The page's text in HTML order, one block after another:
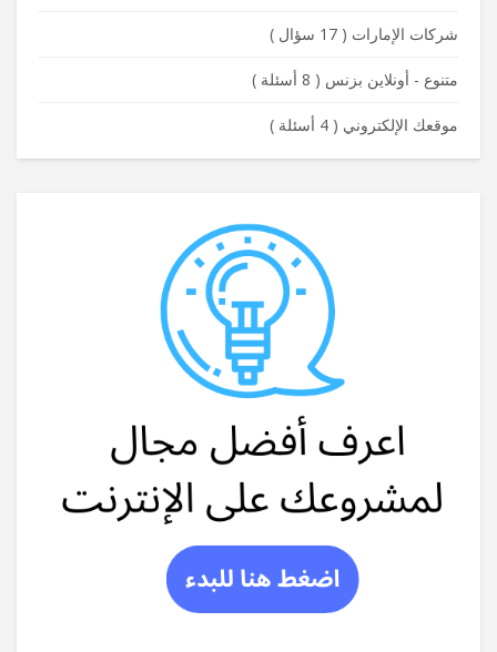
شركات الإمارات ( 17 سؤال )
متنوع - أونلاين بزنس ( 8 أسئلة )
موقعك الإلكتروني ( 4 أسئلة )